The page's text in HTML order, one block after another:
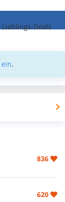
Deals
.
836
620